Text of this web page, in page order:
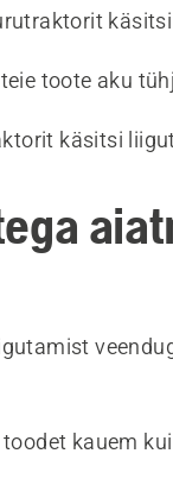
toote aku
käsitsi
kauem